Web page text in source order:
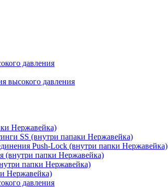
давления
высокого давления
Нержавейка)
SS (внутри папаки Нержавейка)
Push-Lock (внутри папки Нержавейка)
(внутри папки Нержавейка)
папки Нержавейка)
Нержавейка)
давления